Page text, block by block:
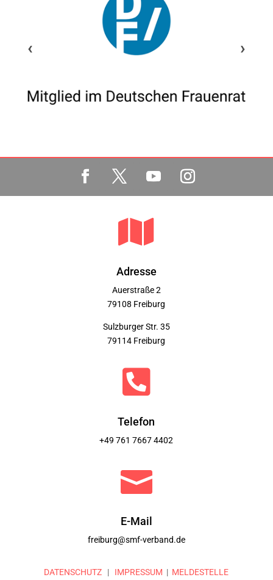
‹ ›

Adresse
Auerstraße 2
79108 Freiburg
Sulzburger Str. 35
79114 Freiburg

Telefon
+49 761 7667 4402

E-Mail
freiburg@smf-verband.de
DATENSCHUTZ | IMPRESSUM | MELDESTELLE